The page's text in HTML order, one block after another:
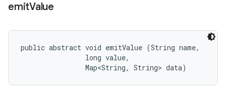
emitValue
public abstract void emitValue (String name,
                long value,
                Map<String, String> data)